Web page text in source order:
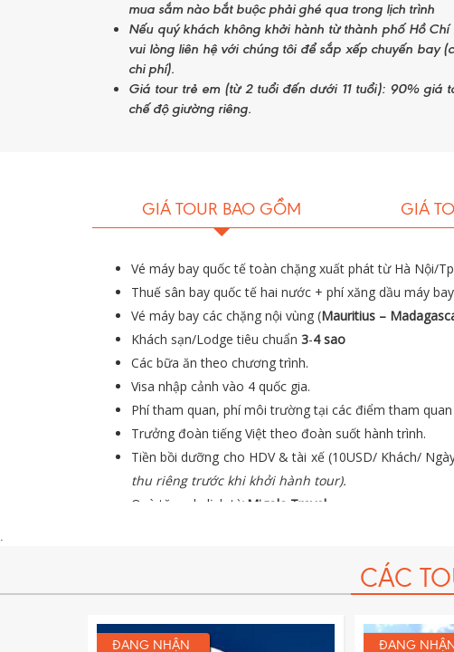
mua sắm nào bắt buộc phải ghé qua trong lịch trình
Nếu quý khách không khởi hành từ thành phố Hồ
vui lòng liên hệ với chúng tôi để sắp xếp chuyến bay
chi phí).
Giá tour trẻ em (từ 2 tuổi đến dưới 11 tuổi): 90% giá
chế độ giường riêng.
GIÁ TOUR BAO GỒM GIÁ
Vé máy bay quốc tế toàn chặng xuất phát từ Hà Nội/
Thuế sân bay quốc tế hai nước + phí xăng dầu máy
Vé máy bay các chặng nội vùng (Mauritius –
Khách sạn/Lodge tiêu chuẩn 3-4 sao
Các bữa ăn theo chương trình.
Visa nhập cảnh vào 4 quốc gia.
Phí tham quan, phí môi trường tại các điểm tham
Trưởng đoàn tiếng Việt theo đoàn suốt hành trình.
Tiền bồi dưỡng cho HDV & tài xế (10USD/ Khách/
thu riêng trước khi khởi hành tour).
Quà tặng du lịch từ Migola Travel
.
CÁC
ĐANG NHẬN
ĐANG